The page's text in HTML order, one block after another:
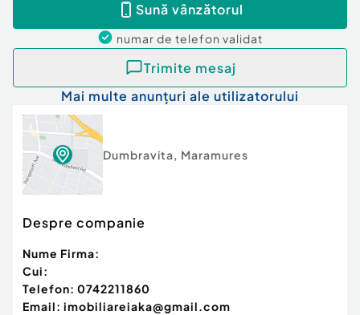
Sună vânzătorul
numar de telefon validat
Trimite mesaj
Mai multe anunțuri ale utilizatorului
Dumbravita, Maramures
Despre companie
Nume Firma:
Cui:
Telefon: 0742211860
Email: imobiliareiaka@gmail.com